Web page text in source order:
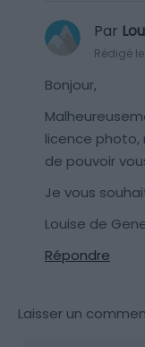
Par
Rédigé
Bonjour,
licence
de pouvoir
Je vous
Louise de
Répondre
Laisser un